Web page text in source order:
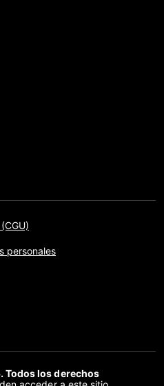
personales
Todos los derechos